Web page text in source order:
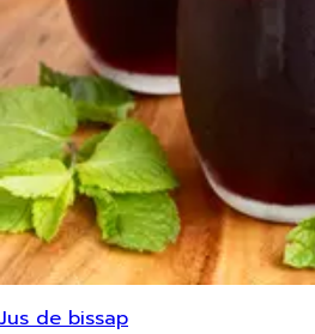
Jus de bissap